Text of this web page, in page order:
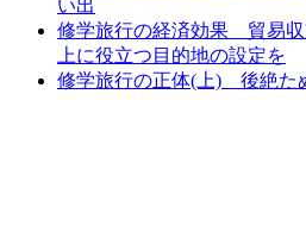
い出
修学旅行の経済効果 貿易収
上に役立つ目的地の設定を
修学旅行の正体(上) 後絶た